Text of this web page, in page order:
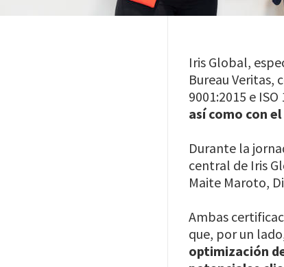
Iris Global,
Bureau Veritas,
9001:2015 e
así como con
Durante la
central de Iris
Maite Maroto,
Ambas
que, por un
optimización